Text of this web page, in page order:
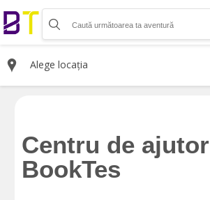
Alege locația
Organizează-ți activitatea
Listează-ți activitatea
Vinde bilete cu Booktes.com
Aplicația de control access
DESPRE NOI
Despre noi
Termeni și condiții pentru cumpărătorii de bilete
Centru de ajutor
BookTes